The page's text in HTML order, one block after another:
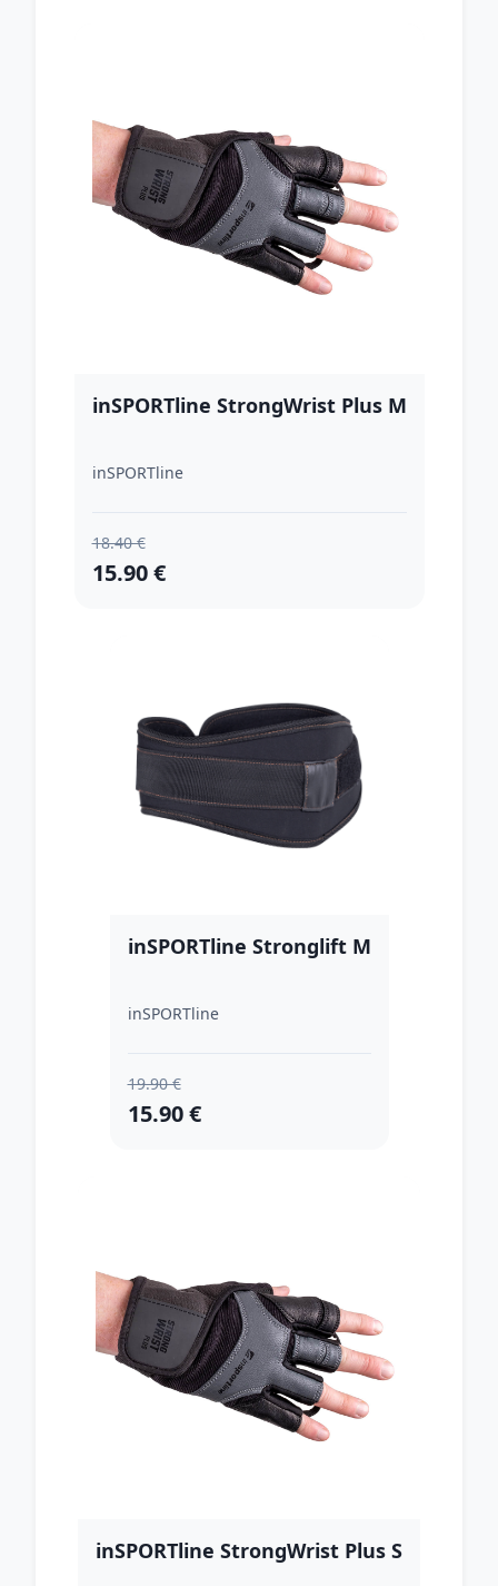
inSPORTline StrongWrist Plus M
inSPORTline
18.40 €
15.90 €
inSPORTline Stronglift M
inSPORTline
19.90 €
15.90 €
inSPORTline StrongWrist Plus S